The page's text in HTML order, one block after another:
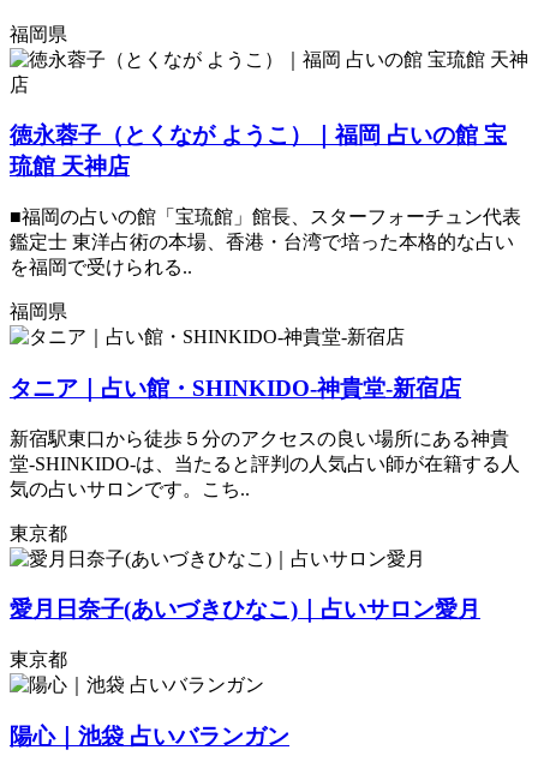
福岡県
徳永蓉子（とくなが ようこ）｜福岡 占いの館 宝
琉館 天神店
■福岡の占いの館「宝琉館」館長、スターフォーチュン代表
鑑定士 東洋占術の本場、香港・台湾で培った本格的な占い
を福岡で受けられる..
福岡県
タニア｜占い館・SHINKIDO-神貴堂-新宿店
新宿駅東口から徒歩５分のアクセスの良い場所にある神貴
堂-SHINKIDO-は、当たると評判の人気占い師が在籍する人
気の占いサロンです。こち..
東京都
愛月日奈子(あいづきひなこ)｜占いサロン愛月
東京都
陽心｜池袋 占いバランガン